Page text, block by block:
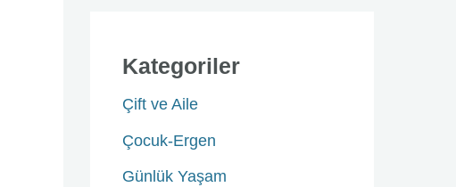
Kategoriler
Çift ve Aile
Çocuk-Ergen
Günlük Yaşam